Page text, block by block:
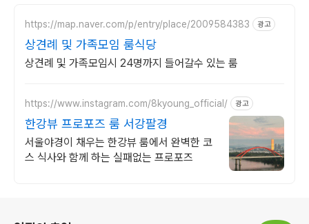
https://map.naver.com/p/entry/place/2009584383 광고
상견례 및 가족모임 룸식당
상견례 및 가족모임시 24명까지 들어갈수 있는 룸
https://www.instagram.com/8kyoung_official/ 광고
한강뷰 프로포즈 룸 서강팔경
서울야경이 채우는 한강뷰 룸에서 완벽한 코
스 식사와 함께 하는 실패없는 프로포즈